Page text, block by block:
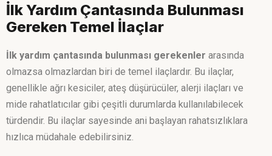
İlk Yardım Çantasında Bulunması
Gereken Temel İlaçlar
İlk yardım çantasında bulunması gerekenler arasında
olmazsa olmazlardan biri de temel ilaçlardır. Bu ilaçlar,
genellikle ağrı kesiciler, ateş düşürücüler, alerji ilaçları ve
mide rahatlatıcılar gibi çeşitli durumlarda kullanılabilecek
türdendir. Bu ilaçlar sayesinde ani başlayan rahatsızlıklara
hızlıca müdahale edebilirsiniz.